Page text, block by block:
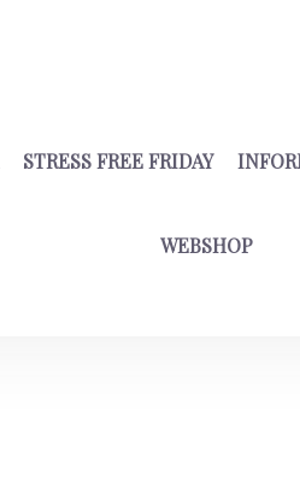
STRESS FREE FRIDAY
WEBSHOP